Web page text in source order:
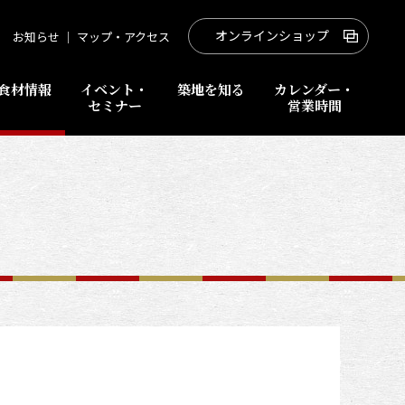
材情報
イベント・
セミナー
築地を知る
カレンダー・
営業時間
お知らせ ｜ マップ・アクセス オンラインショップ